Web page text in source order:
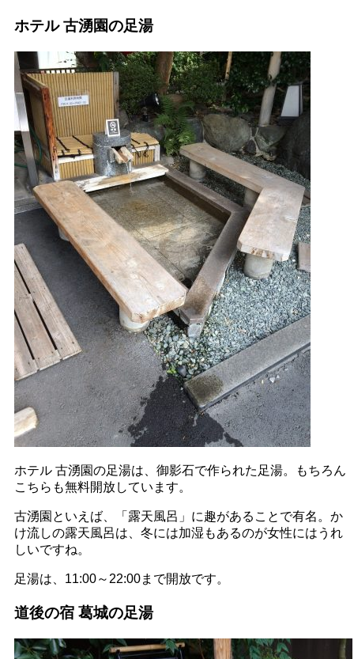
ホテル 古湧園の足湯
ホテル 古湧園の足湯は、御影石で作られた足湯。もちろん
こちらも無料開放しています。
古湧園といえば、「露天風呂」に趣があることで有名。か
け流しの露天風呂は、冬には加湿もあるのが女性にはうれ
しいですね。
足湯は、11:00～22:00まで開放です。
道後の宿 葛城の足湯